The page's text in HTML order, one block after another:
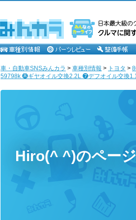
車・自動車SNSみんカラ > 車種別情報 > トヨタ >
59798k ❽ギヤオイル交換2.2L ❼デフオイル交換
Hiro(^ ^)のページ